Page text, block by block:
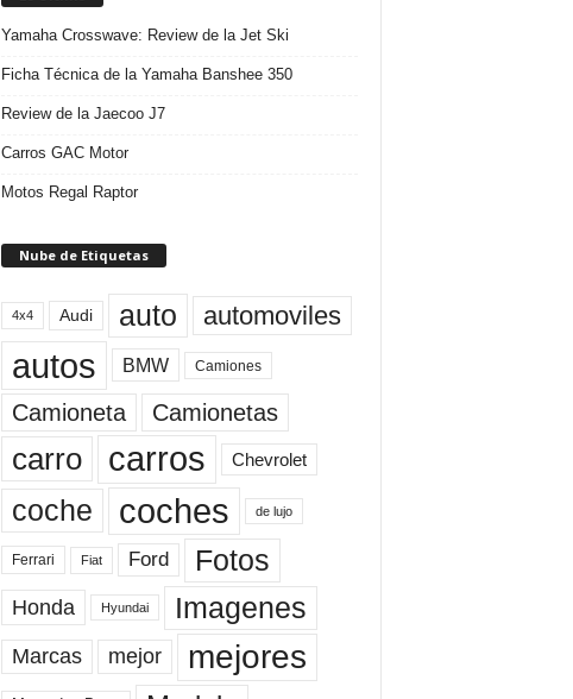
Yamaha Crosswave: Review de la Jet Ski
Ficha Técnica de la Yamaha Banshee 350
Review de la Jaecoo J7
Carros GAC Motor
Motos Regal Raptor
Nube de Etiquetas
4x4 Audi auto automoviles
autos BMW Camiones
Camioneta Camionetas
carro carros Chevrolet
coche coches de lujo
Ferrari Fiat Ford Fotos
Honda Hyundai Imagenes
Marcas mejor mejores